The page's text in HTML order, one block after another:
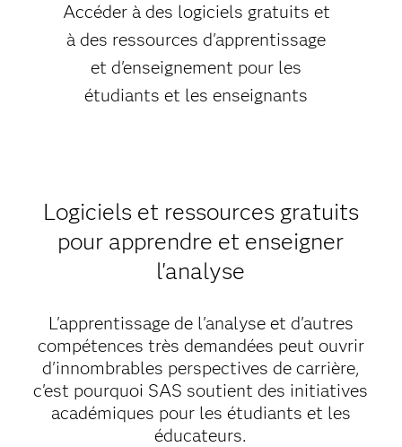
Accéder à des logiciels gratuits et
à des ressources d'apprentissage
et d'enseignement pour les
étudiants et les enseignants
Logiciels et ressources gratuits
pour apprendre et enseigner
l'analyse
L'apprentissage de l'analyse et d'autres
compétences très demandées peut ouvrir
d'innombrables perspectives de carrière,
c'est pourquoi SAS soutient des initiatives
académiques pour les étudiants et les
éducateurs.